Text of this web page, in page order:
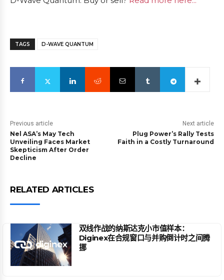
TAGS D-WAVE QUANTUM
Previous article
Nel ASA’s May Tech
Unveiling Faces Market
Skepticism After Order
Decline
Next article
Plug Power’s Rally Tests
Faith in a Costly Turnaround
RELATED ARTICLES
双线作战的纳斯达克小市值样本：
Diginex在合规窗口与并购倒计时之间腾
挪